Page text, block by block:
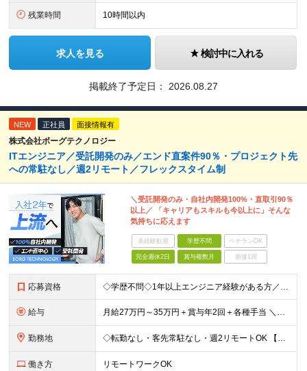
残業時間 10時間以内
求人を見る 検討中に入れる
掲載終了予定日： 2026.08.27
NEW 正社員 面接情報有
株式会社ボーグテクノロジー
ITエンジニア／受託開発のみ／エンド直案件90％・プロジェクト先
への常駐なし／週2リモート／フレックスタイム制
＼受託開発のみ・自社内開発100%・直取引90％
以上／ 「キャリアもスキルも今以上に」そんな
気持ちに応えます
未経験歓迎 学歴不問 ベテランOK
完全週休2日 賞与複数月 面接1回
応募資格 ◇学歴不問◇1年以上エンジニア経験がある方／人柄重視の採用です 必須条件―MUST― ■1年以上エンジニア経験がある方 ■C#、Java、Node.js、VB.NETを使った実務経験がある方 ＼こ
給与 月給27万円～35万円＋賞与年2回＋各種手当 ＼豊かな経験がある方はさらに加給！／ 月給35万円～40万円＋賞与年2回＋各種手当 ※ご経験やスキル、前職給等を考慮して給与額を決定します
勤務地 ◇転勤なし・客先常駐なし・週2リモートOK 【本社】東京都台東区上野7-2-8 岡田タイルビル702 【第1分室】東京都台東区上野7-6-10 MSKビル4階 【第2分室】東京都台東区上野7-8-2
働き方 リモートワークOK